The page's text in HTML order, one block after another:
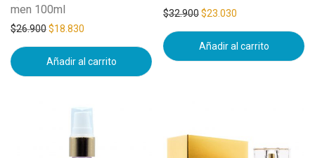
men 100ml
$26.900$18.830
Añadir al carrito
$32.900$23.030
Añadir al carrito